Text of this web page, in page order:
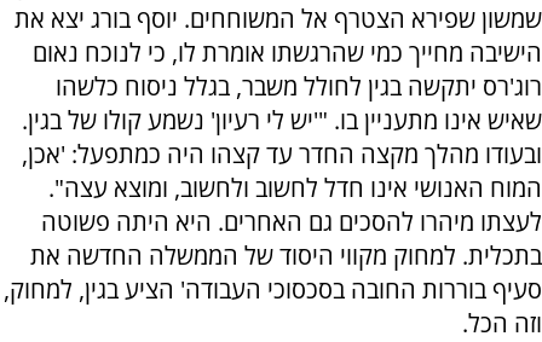
שמשון שפירא הצטרף אל המשוחחים. יוסף בורג יצא את
הישיבה מחייך כמי שהרגשתו אומרת לו, כי לנוכח נאום
רוג'רס יתקשה בגין לחולל משבר, בגלל ניסוח כלשהו
שאיש אינו מתעניין בו. "'יש לי רעיון' נשמע קולו של בגין.
ובעודו מהלך מקצה החדר עד קצהו היה כמתפעל: 'אכן,
המוח האנושי אינו חדל לחשוב ולחשוב, ומוצא עצה".
לעצתו מיהרו להסכים גם האחרים. היא היתה פשוטה
בתכלית. למחוק מקווי היסוד של הממשלה החדשה את
סעיף בוררות החובה בסכסוכי העבודה' הציע בגין, למחוק,
וזה הכל.